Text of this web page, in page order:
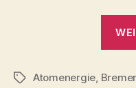
Schlagwörter
Atomenergie,